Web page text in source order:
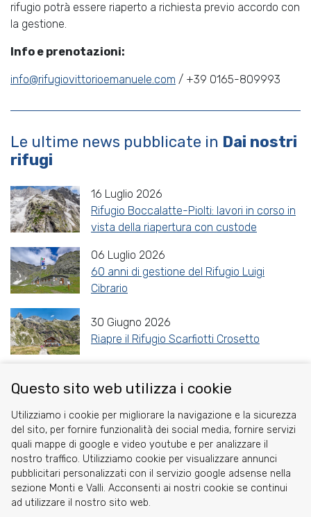
rifugio potrà essere riaperto a richiesta previo accordo con
la gestione.
Info e prenotazioni:
info@rifugiovittorioemanuele.com / +39 0165-809993
Le ultime news pubblicate in Dai nostri
rifugi
16 Luglio 2026
Rifugio Boccalatte-Piolti: lavori in corso in
vista della riapertura con custode
06 Luglio 2026
60 anni di gestione del Rifugio Luigi
Cibrario
30 Giugno 2026
Riapre il Rifugio Scarfiotti Crosetto
ShareFacebook
TwitterRedditWhatsApp
Gmail
Cookie
Questo sito web utilizza i cookie
Utilizziamo i cookie per migliorare la navigazione e la sicurezza
del sito, per fornire funzionalità dei social media, fornire servizi
quali mappe di google e video youtube e per analizzare il
nostro traffico. Utilizziamo cookie per visualizzare annunci
pubblicitari personalizzati con il servizio google adsense nella
sezione Monti e Valli. Acconsenti ai nostri cookie se continui
ad utilizzare il nostro sito web.